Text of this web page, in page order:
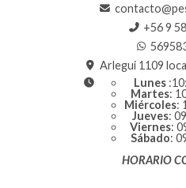
+56 9
Arlegui 1109
Lunes
Martes:
Miércoles:
Jueves:
Viernes:
Sábado:
HORARIO